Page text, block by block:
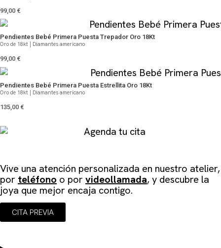
99,00 €
Pendientes Bebé Primera Puesta Trepador Oro 18Kt
Oro de 18kt | Diamantes americano
99,00 €
Pendientes Bebé Primera Puesta Estrellita Oro 18Kt
Oro de 18kt | Diamantes americano
135,00 €
Vive una atención personalizada en nuestro atelier,
por teléfono o por videollamada, y descubre la
joya que mejor encaja contigo.
CITA PREVIA